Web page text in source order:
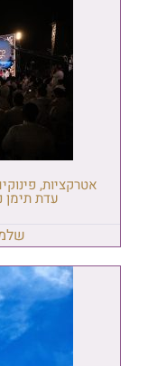
עדת תימן